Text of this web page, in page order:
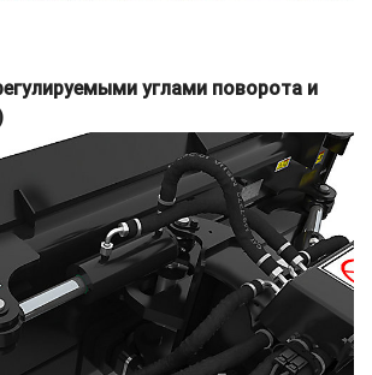
углами поворота и